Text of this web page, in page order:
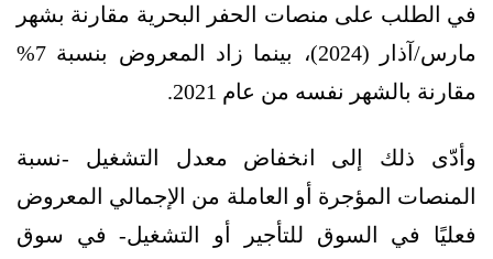
في الطلب على منصات الحفر البحرية مقارنة بشهر
مارس/آذار (2024)، بينما زاد المعروض بنسبة 7%
مقارنة بالشهر نفسه من عام 2021.
وأدّى ذلك إلى انخفاض معدل التشغيل -نسبة
المنصات المؤجرة أو العاملة من الإجمالي المعروض
فعليًا في السوق للتأجير أو التشغيل- في سوق